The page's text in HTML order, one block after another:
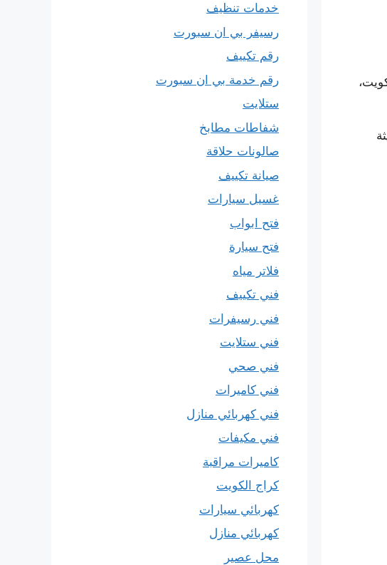
خدمات تنظيف
رسيفر بي ان سبورت
رقم تكييف
رقم خدمة بي ان سبورت
ستلايت
شفاطات مطابخ
صالونات حلاقة
صيانة تكييف
غسيل سيارات
فتح ابواب
فتح سيارة
فلاتر مياه
فني تكييف
فني رسيفرات
فني ستلايت
فني صحي
فني كاميرات
فني كهربائي منازل
فني مكيفات
كاميرات مراقبة
كراج الكويت
كهربائي سيارات
كهربائي منازل
محل عصير